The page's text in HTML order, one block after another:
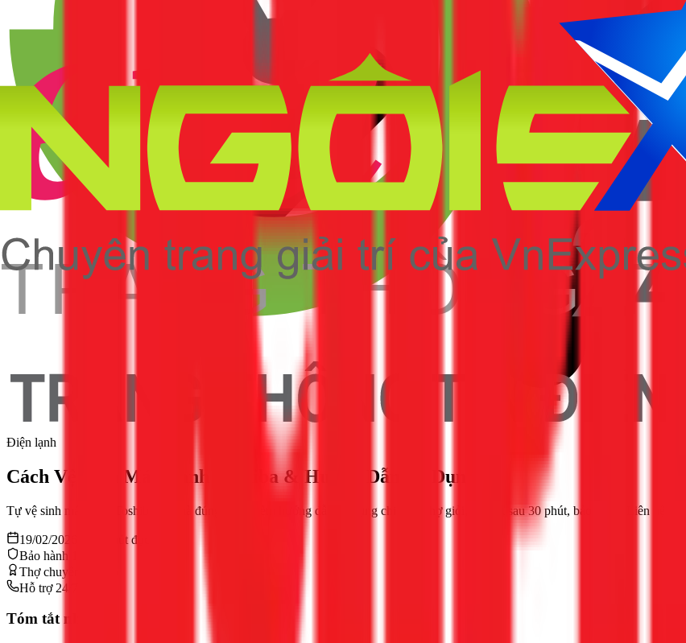
Điện lạnh
Cách Vệ Sinh Máy Lạnh Toshiba & Hướng Dẫn Sử Dụng
Tự vệ sinh máy lạnh Toshiba tại nhà đúng cách, kèm hướng dẫn sử dụng chi tiết. Thợ giỏi, có mặt sau 30 phút, bảo hành. Liên hệ 1Fix
19/02/2026
phút đọc
Bảo hành 12 tháng
Thợ chuyên nghiệp
Hỗ trợ 24/7
Tóm tắt nhanh